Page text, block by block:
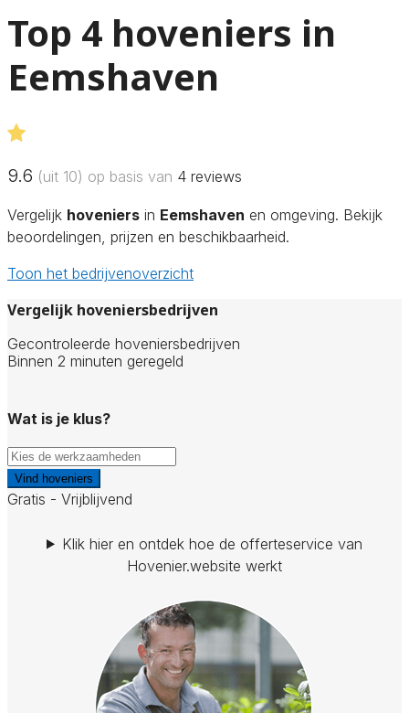
Top 4 hoveniers in
Eemshaven
9.6 (uit 10) op basis van 4 reviews
Vergelijk hoveniers in Eemshaven en omgeving. Bekijk
beoordelingen, prijzen en beschikbaarheid.
Toon het bedrijvenoverzicht
Vergelijk hoveniersbedrijven
Gecontroleerde hoveniersbedrijven
Binnen 2 minuten geregeld
Wat is je klus?
Vind hoveniers
Gratis - Vrijblijvend
Klik hier en ontdek hoe de offerteservice van
Hovenier.website werkt